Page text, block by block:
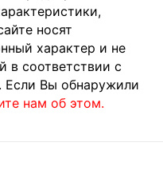
носят
характер и не
в соответствии с
Если Вы обнаружили
нам об этом.